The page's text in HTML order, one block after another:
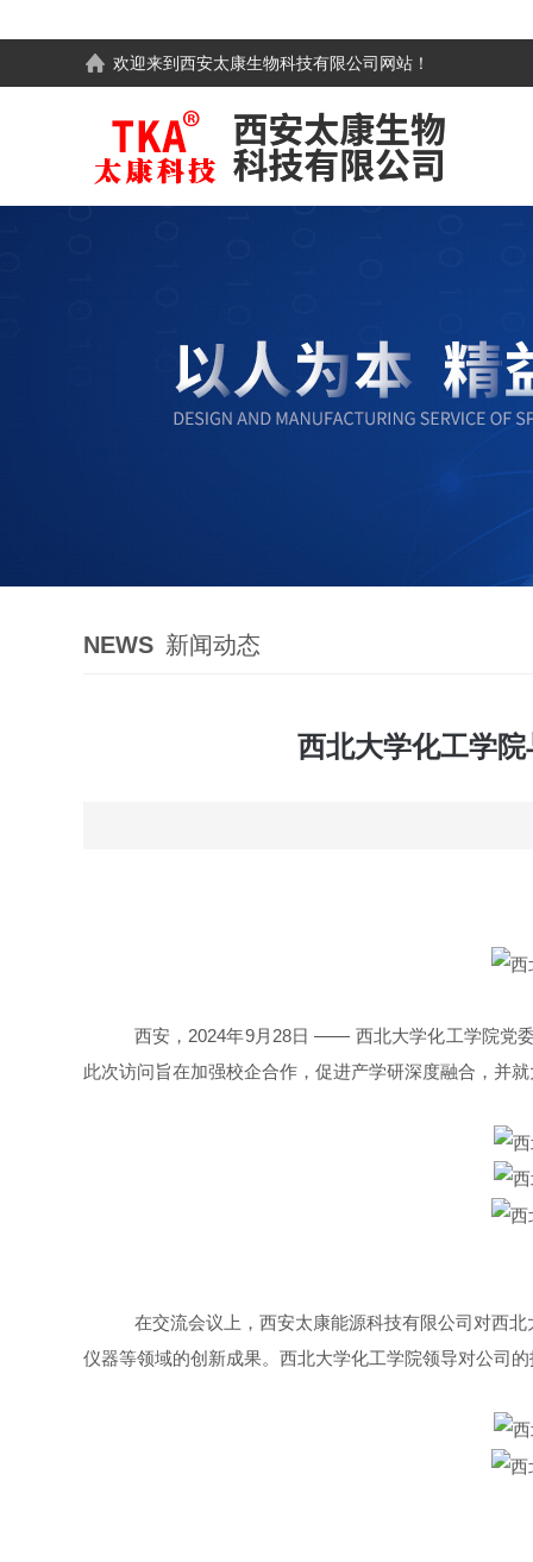
欢迎来到西安太康生物科技有限公司 网站！
NEWS 新闻动态
西北大学化工学
西安，2024年9月 28日 —— 西北大学化工学院党
此次访问旨在加强校企合作，促进产学研深度融合，并
在交流会议上，西安太康能源科技有限公司对西
仪器等领域的创新成果。西北大学化工学院领导对公司